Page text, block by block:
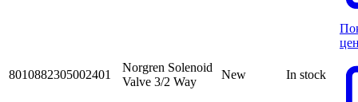
8010882305002401
Norgren Solenoid
Valve 3/2 Way
New In stock